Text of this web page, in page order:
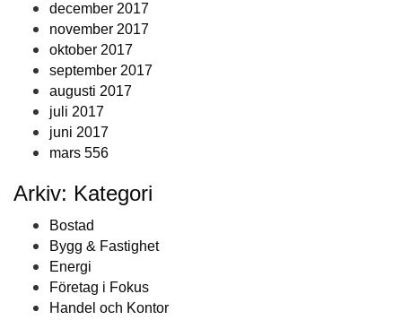
december 2017
november 2017
oktober 2017
september 2017
augusti 2017
juli 2017
juni 2017
mars 556
Arkiv: Kategori
Bostad
Bygg & Fastighet
Energi
Företag i Fokus
Handel och Kontor